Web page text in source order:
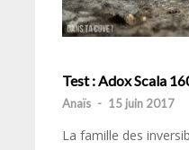
Test : Adox Scala
Anaïs - 15 juin 2017
La famille des